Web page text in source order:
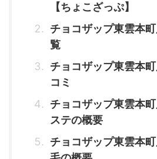
【ちょこざっぷ】
チョコザップ東雲本
覧
チョコザップ東雲本
コミ
チョコザップ東雲本
ステの概要
チョコザップ東雲本